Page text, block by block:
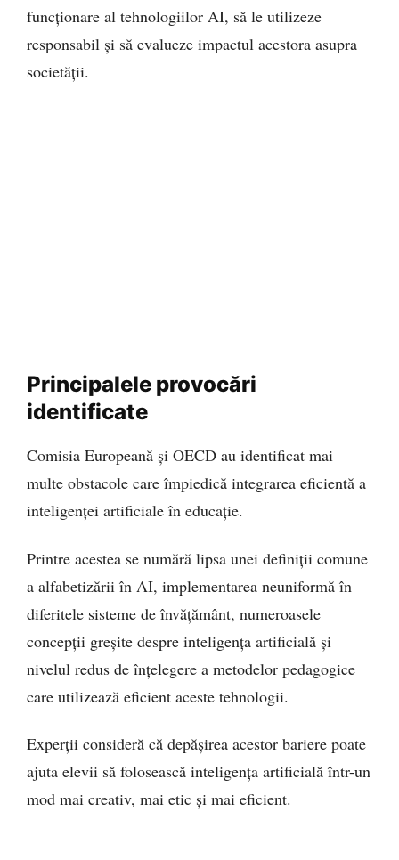
funcționare al tehnologiilor AI, să le utilizeze
responsabil și să evalueze impactul acestora asupra
societății.
Principalele provocări
identificate
Comisia Europeană și OECD au identificat mai
multe obstacole care împiedică integrarea eficientă a
inteligenței artificiale în educație.
Printre acestea se numără lipsa unei definiții comune
a alfabetizării în AI, implementarea neuniformă în
diferitele sisteme de învățământ, numeroasele
concepții greșite despre inteligența artificială și
nivelul redus de înțelegere a metodelor pedagogice
care utilizează eficient aceste tehnologii.
Experții consideră că depășirea acestor bariere poate
ajuta elevii să folosească inteligența artificială într-un
mod mai creativ, mai etic și mai eficient.